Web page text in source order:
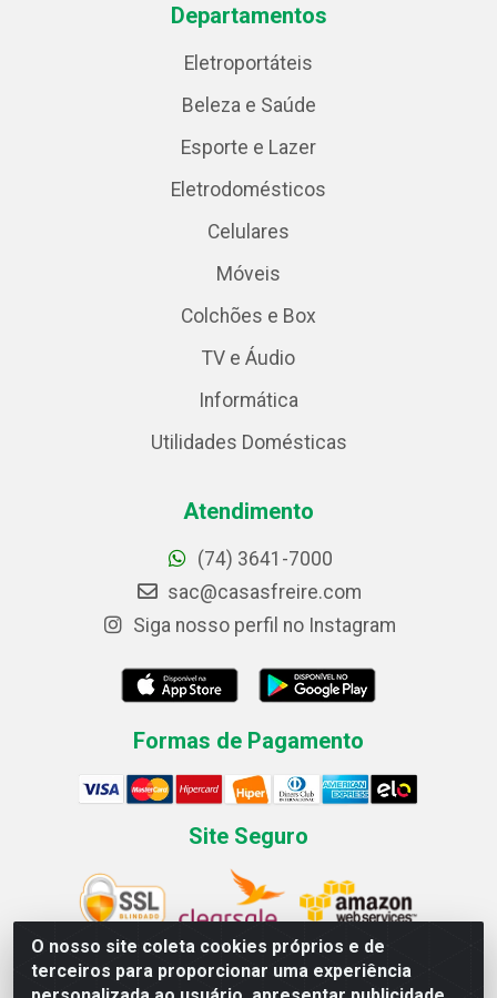
O nosso site coleta cookies próprios e de
terceiros para proporcionar uma experiência
Departamentos
Eletroportáteis
Beleza e Saúde
Esporte e Lazer
Eletrodomésticos
Celulares
Móveis
Colchões e Box
TV e Áudio
Informática
Utilidades Domésticas
Atendimento
(74) 3641-7000
sac@casasfreire.com
Siga nosso perfil no Instagram
Formas de Pagamento
Site Seguro